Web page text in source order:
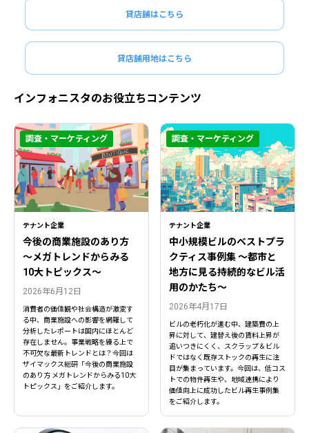
閉じる
貸店舗はこちら
貸店舗用地はこちら
インフォニスタのお役立ちコンテンツ
テナント企業
今後の商業施設のあり方
〜メガトレンドからみる
10大トピックス〜
2026年6月12日
消費者の価値観や社会構造が激変す
る中、商業施設への影響を網羅して
分析したレポートは国内にほとんど
存在しません。事業戦略を練る上で
不可欠な最新トレンドとは？今回は
ザイマックス総研「今後の商業施設
のあり方 メガトレンドからみる10大
トピックス」をご紹介します。
調査・マーケティング
テナント企業
中小規模ビルのベストプラ
クティス事例集 ～都市と
地方に見る持続的なビル活
用のかたち～
2026年4月17日
ビルの老朽化が進む中、建築費の上
昇に対して、建替え後の賃料上昇が
追いつきにくく、スクラップ＆ビル
ドではなく既存ストックの再生に注
目が集まっています。今回は、低コス
トでの物件再生や、地域連携により
価値向上に成功したビル再生事例集
をご紹介します。
調査・マーケティング